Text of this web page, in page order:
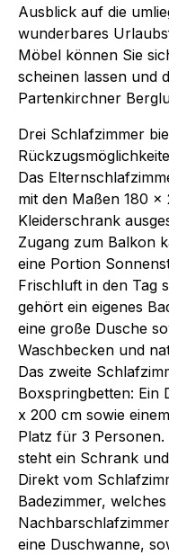
Ausblick auf die
wunderbares
Möbel können Sie
scheinen lassen und
Partenkirchner
Drei Schlafzimmer
Das
mit den Maßen 180 x
Kleiderschrank
Zugang zum Balkon
eine Portion
Frischluft in den Tag
gehört ein eigenes
eine große Dusche
Waschbecken und
Das zweite
Boxspringbetten: Ein
x 200 cm sowie
Platz für 3
steht ein Schrank
Direkt vom
Badezimmer,
eine Duschwanne,